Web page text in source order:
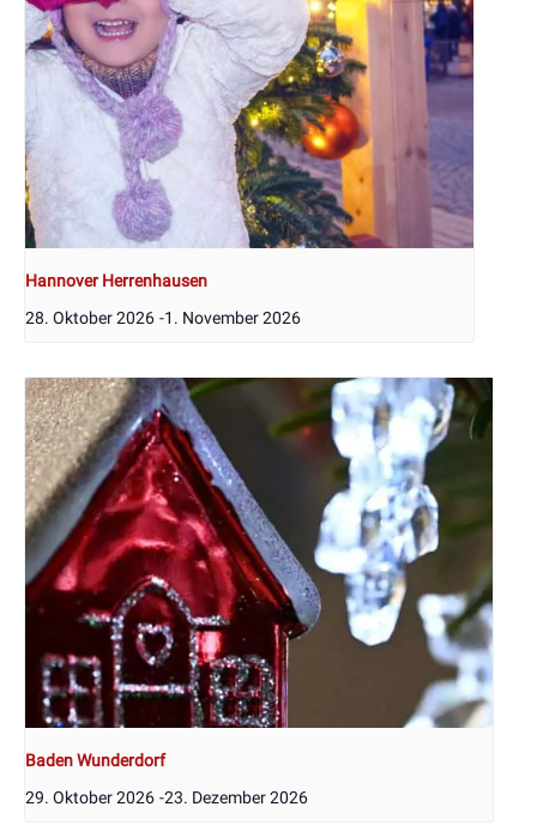
Hannover Herrenhausen
28. Oktober 2026 -1. November 2026
Baden Wunderdorf
29. Oktober 2026 -23. Dezember 2026